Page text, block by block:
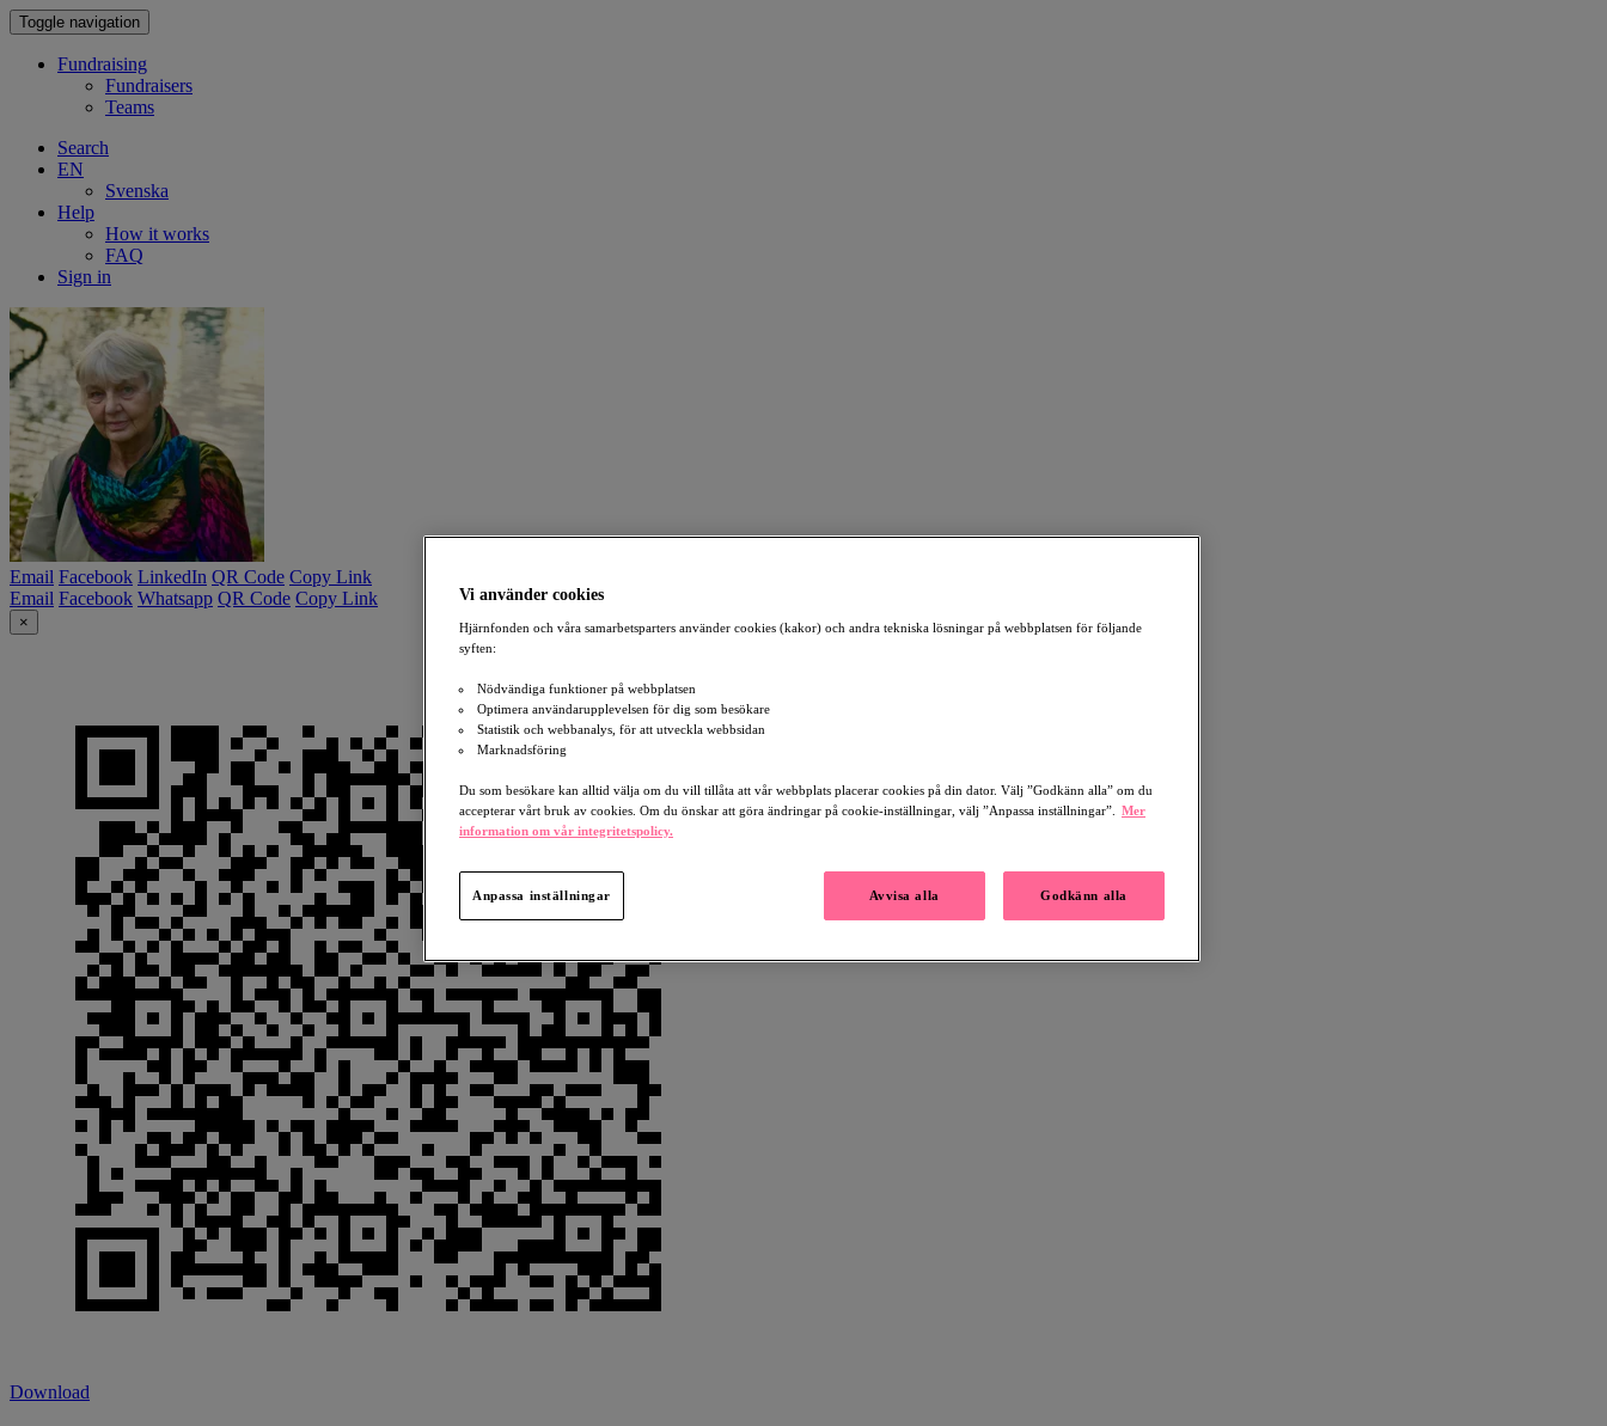
Toggle navigation
Fundraising
Fundraisers
Teams
Search
EN
Svenska
Help
How it works
FAQ
Sign in
Email Facebook LinkedIn QR Code Copy Link
Email Facebook Whatsapp QR Code Copy Link
×
Download
Vi använder cookies
Hjärnfonden och våra samarbetsparters använder cookies (kakor) och andra tekniska lösningar på webbplatsen för följande
syften:
Nödvändiga funktioner på webbplatsen
Optimera användarupplevelsen för dig som besökare
Statistik och webbanalys, för att utveckla webbsidan
Marknadsföring
Du som besökare kan alltid välja om du vill tillåta att vår webbplats placerar cookies på din dator. Välj ”Godkänn alla” om du
accepterar vårt bruk av cookies. Om du önskar att göra ändringar på cookie-inställningar, välj ”Anpassa inställningar”.
Mer
information om vår integritetspolicy.
Avvisa alla Godkänn alla
Anpassa inställningar